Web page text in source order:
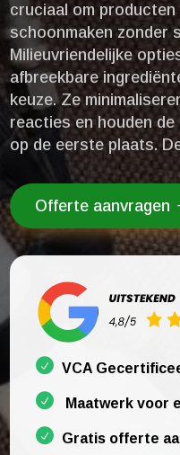
cruciaal om
schoonmaken zonder
Milieuvriendelijke
afbreekbare
keuze.​ Ze
reacties en houden
op de eerste plaats.​
Offerte aanvragen
VCA
Maatwerk voor
Gratis offerte